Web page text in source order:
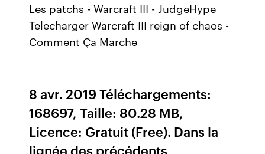
Les patchs - Warcraft III - JudgeHype
Telecharger Warcraft III reign of chaos -
Comment Ça Marche
8 avr. 2019 Téléchargements:
168697, Taille: 80.28 MB,
Licence: Gratuit (Free). Dans la
lignée des précédents